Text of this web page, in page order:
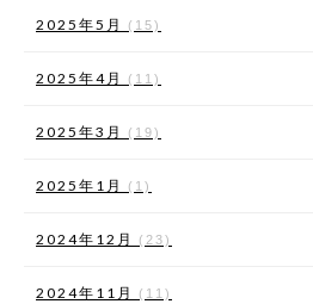
2025年5月 (15)
2025年4月 (11)
2025年3月 (19)
2025年1月 (1)
2024年12月 (23)
2024年11月 (11)